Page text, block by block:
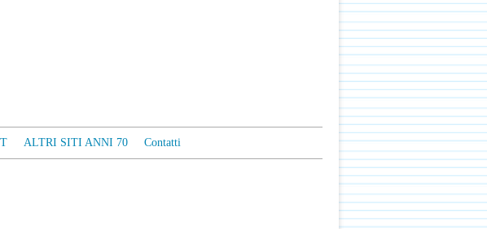
ALTRI SITI ANNI 70 Contatti